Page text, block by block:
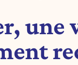
une